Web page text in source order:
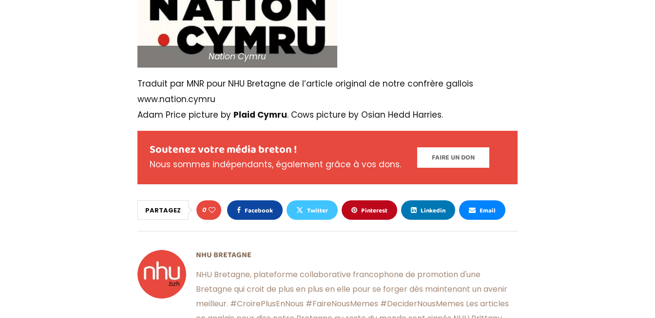
Nation Cymru
Traduit par MNR pour NHU Bretagne de l’article original de notre confrère gallois
www.nation.cymru
Adam Price picture by Plaid Cymru. Cows picture by Osian Hedd Harries.
Soutenez votre média breton !
Nous sommes indépendants, également grâce à vos dons.
FAIRE UN DON
PARTAGEZ 0 Facebook Twitter Pinterest Linkedin Email
NHU BRETAGNE
NHU Bretagne, plateforme collaborative francophone de promotion d'une
Bretagne qui croit de plus en plus en elle pour se forger dès maintenant un avenir
meilleur. #CroirePlusEnNous #FaireNousMemes #DeciderNousMemes Les articles